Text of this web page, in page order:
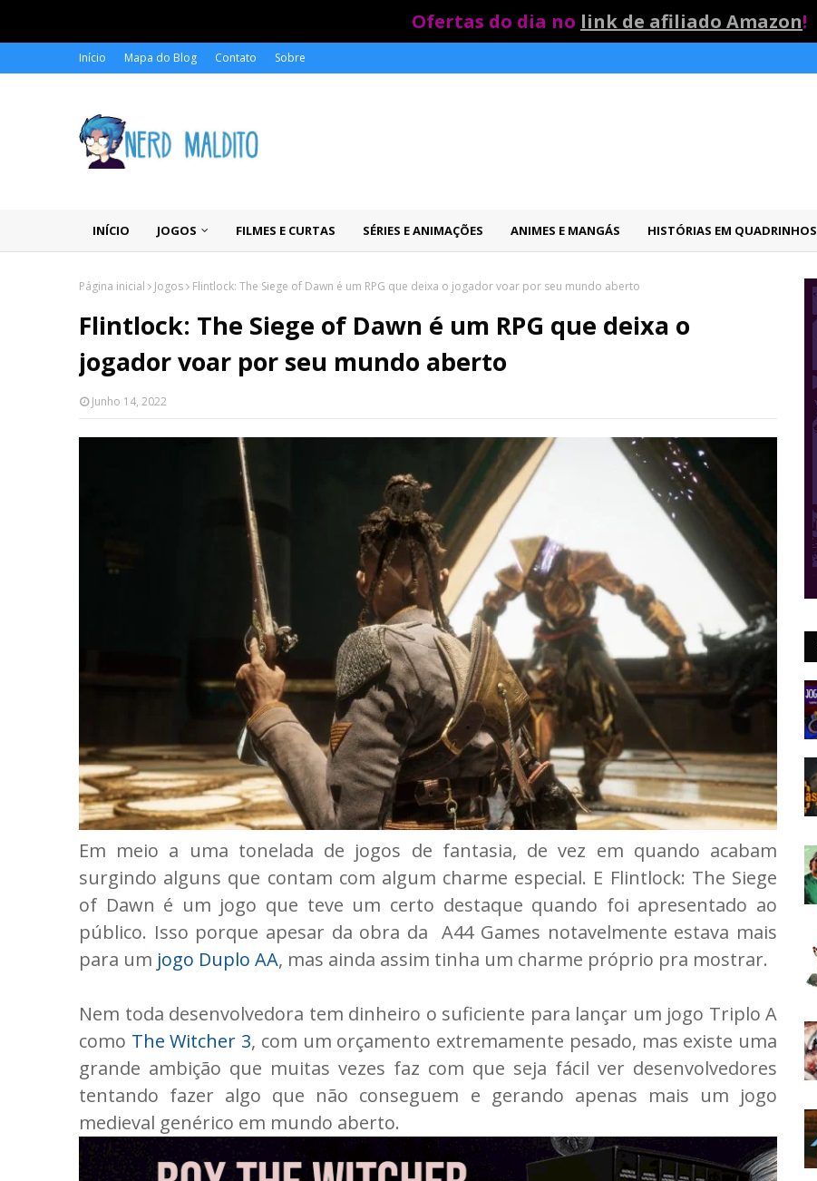
Ofertas do dia no link de afiliado Amazon!
Início Mapa do Blog Contato Sobre
INÍCIO JOGOS FILMES E CURTAS SÉRIES E ANIMAÇÕES ANIMES E MANGÁS HISTÓRIAS EM QUADRINHOS
Página inicial Jogos Flintlock: The Siege of Dawn é um RPG que deixa o jogador voar por seu mundo aberto
Flintlock: The Siege of Dawn é um RPG que deixa o
jogador voar por seu mundo aberto
Junho 14, 2022
Em meio a uma tonelada de jogos de fantasia, de vez em quando acabam
surgindo alguns que contam com algum charme especial. E Flintlock: The Siege
of Dawn é um jogo que teve um certo destaque quando foi apresentado ao
público. Isso porque apesar da obra da A44 Games notavelmente estava mais
para um jogo Duplo AA, mas ainda assim tinha um charme próprio pra mostrar.
Nem toda desenvolvedora tem dinheiro o suficiente para lançar um jogo Triplo A
como The Witcher 3, com um orçamento extremamente pesado, mas existe uma
grande ambição que muitas vezes faz com que seja fácil ver desenvolvedores
tentando fazer algo que não conseguem e gerando apenas mais um jogo
medieval genérico em mundo aberto.